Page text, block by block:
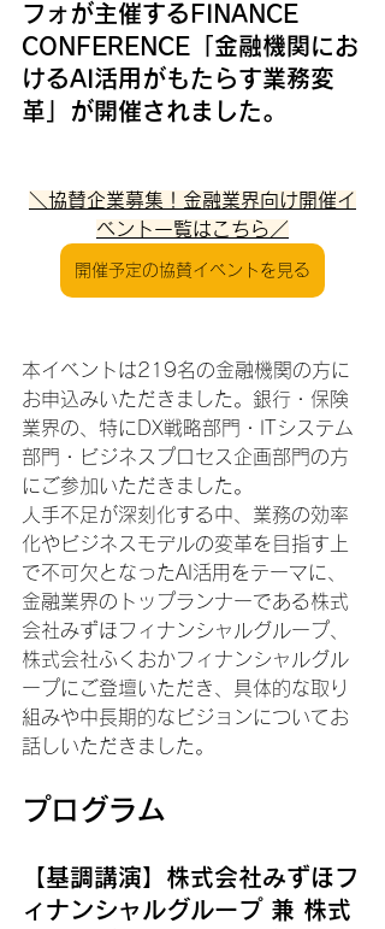
フォが主催するFINANCE
CONFERENCE「金融機関にお
けるAI活用がもたらす業務変
革」が開催されました。
＼協賛企業募集！金融業界向け開催イ
ベント一覧はこちら／
開催予定の協賛イベントを見る
本イベントは219名の金融機関の方に
お申込みいただきました。銀行・保険
業界の、特にDX戦略部門・ITシステム
部門・ビジネスプロセス企画部門の方
にご参加いただきました。
人手不足が深刻化する中、業務の効率
化やビジネスモデルの変革を目指す上
で不可欠となったAI活用をテーマに、
金融業界のトップランナーである株式
会社みずほフィナンシャルグループ、
株式会社ふくおかフィナンシャルグル
ープにご登壇いただき、具体的な取り
組みや中長期的なビジョンについてお
話しいただきました。
プログラム
【基調講演】株式会社みずほフ
ィナンシャルグループ 兼 株式